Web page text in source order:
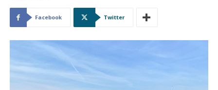
Facebook Twitter